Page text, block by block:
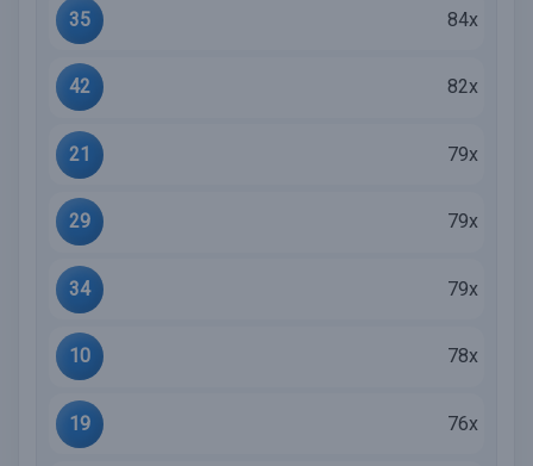
35 84x
42 82x
21 79x
29 79x
34 79x
10 78x
19 76x